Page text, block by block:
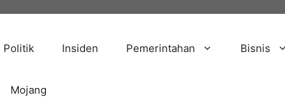
Politik Insiden Pemerintahan Bisnis
Mojang